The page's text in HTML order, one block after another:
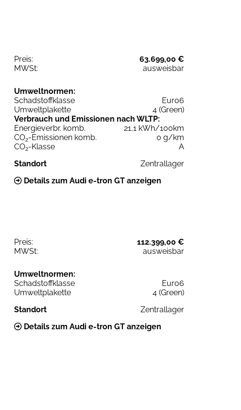
Preis:
63.699,00 €
MWSt:
ausweisbar
Umweltnormen:
Schadstoffklasse
Euro6
Umweltplakette
4 (Green)
Verbrauch und Emissionen nach WLTP:
Energieverbr. komb.
21,1 kWh/100km
CO2-Emissionen komb.
0 g/km
CO2-Klasse
A
Standort
Zentrallager
Details zum Audi e-tron GT anzeigen
Preis:
112.399,00 €
MWSt:
ausweisbar
Umweltnormen:
Schadstoffklasse
Euro6
Umweltplakette
4 (Green)
Standort
Zentrallager
Details zum Audi e-tron GT anzeigen